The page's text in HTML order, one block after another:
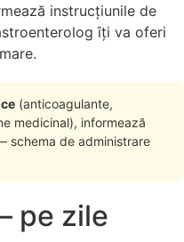
instrucțiunile de
îți va oferi
(anticoagulante,
medicinal), informează
schema de administrare
pe zile